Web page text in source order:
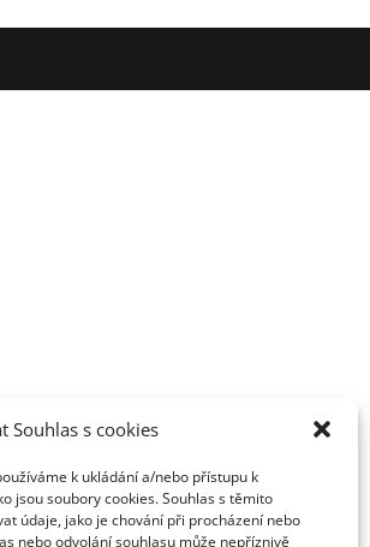
Souhlas s cookies
k ukládání a/nebo přístupu k
jsou soubory cookies. Souhlas s těmito
údaje, jako je chování při procházení nebo
nebo odvolání souhlasu může nepříznivě